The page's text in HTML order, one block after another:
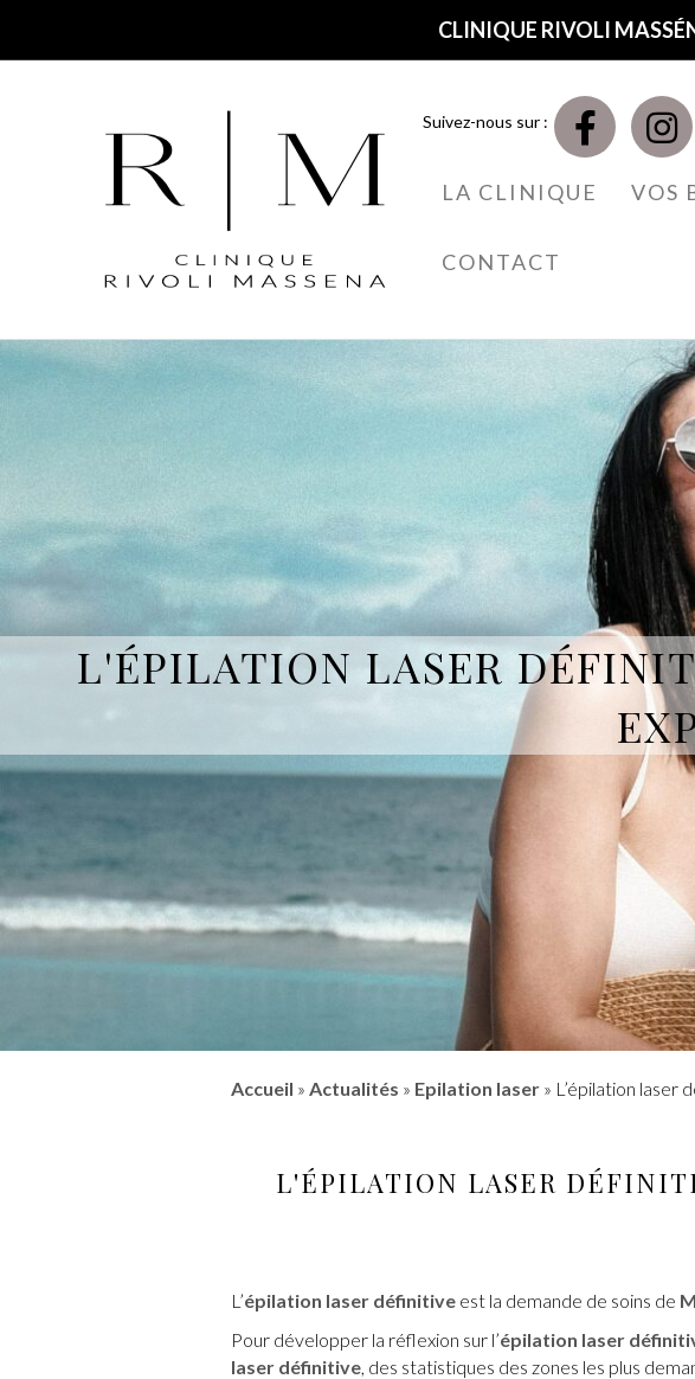
CLINIQUE RIVOLI
Suivez-nous sur :
LA CLINIQUE VOS
CONTACT
L'ÉPILATION LASER
Accueil » Actualités » Epilation laser » L’épilation laser
L'ÉPILATION LASER
L’épilation laser définitive est la demande de soins de
Pour développer la réflexion sur l’épilation laser
laser définitive, des statistiques des zones les plus